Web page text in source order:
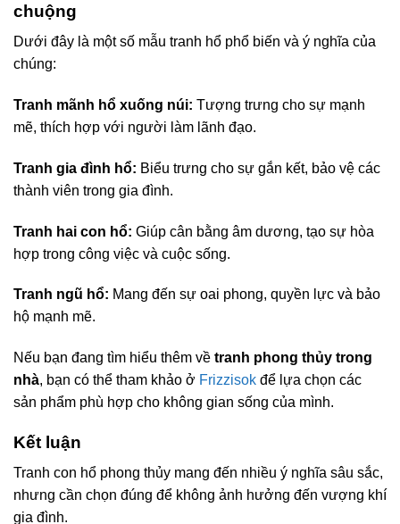
chuộng
Dưới đây là một số mẫu tranh hổ phổ biến và ý nghĩa của
chúng:
Tranh mãnh hổ xuống núi: Tượng trưng cho sự mạnh
mẽ, thích hợp với người làm lãnh đạo.
Tranh gia đình hổ: Biểu trưng cho sự gắn kết, bảo vệ các
thành viên trong gia đình.
Tranh hai con hổ: Giúp cân bằng âm dương, tạo sự hòa
hợp trong công việc và cuộc sống.
Tranh ngũ hổ: Mang đến sự oai phong, quyền lực và bảo
hộ mạnh mẽ.
Nếu bạn đang tìm hiểu thêm về tranh phong thủy trong
nhà, bạn có thể tham khảo ở Frizzisok để lựa chọn các
sản phẩm phù hợp cho không gian sống của mình.
Kết luận
Tranh con hổ phong thủy mang đến nhiều ý nghĩa sâu sắc,
nhưng cần chọn đúng để không ảnh hưởng đến vượng khí
gia đình.